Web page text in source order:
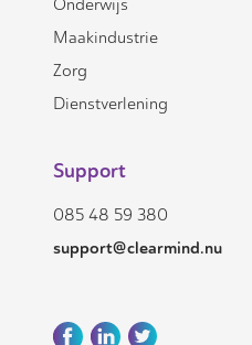
Onderwijs
Maakindustrie
Zorg
Dienstverlening
Support
085 48 59 380
support@clearmind.nu